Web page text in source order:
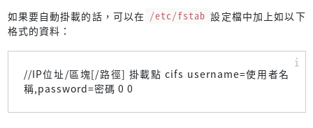
如果要自動掛載的話，可以在 /etc/fstab 設定檔中加上如以下
格式的資料：
//IP位址/區塊[/路徑] 掛載點 cifs username=使用者名
稱,password=密碼 0 0